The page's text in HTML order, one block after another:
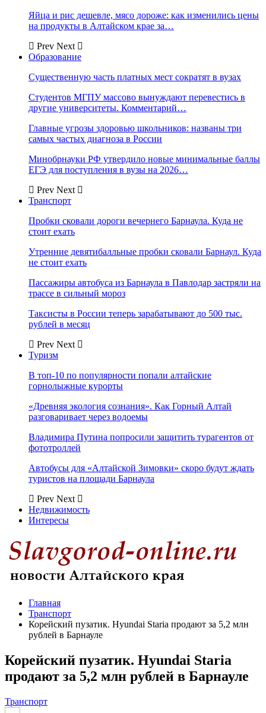
Яйца и рис дешевле, мясо дороже: как изменились цены
на продукты в Алтайском крае за…
Prev Next
Образование
Существенную часть платных мест сократят в вузах
Студентов МГПУ массово вынуждают перевестись в
другие университеты. Комментарий…
Главные угрозы здоровью школьников: названы три
самых частых диагноза в России
Минобрнауки РФ утвердило новые минимальные баллы
ЕГЭ для поступления в вузы на 2026…
Prev Next
Транспорт
Пробки сковали дороги вечернего Барнаула. Куда не
стоит ехать
Утренние девятибалльные пробки сковали Барнаул. Куда
не стоит ехать
Пассажиры автобуса из Барнаула в Павлодар застряли на
трассе в сильный мороз
Таксисты в России теперь зарабатывают до 500 тыс.
рублей в месяц
Prev Next
Туризм
В топ-10 по популярности попали алтайские
горнолыжные курорты
«Древняя экология сознания». Как Горный Алтай
разговаривает через водоемы
Владимира Путина попросили защитить турагентов от
фототроллей
Автобусы для «Алтайской Зимовки» скоро будут ждать
туристов на площади Барнаула
Prev Next
Недвижимость
Интересы
Главная
Транспорт
Корейский пузатик. Hyundai Staria продают за 5,2 млн
рублей в Барнауле
Корейский пузатик. Hyundai Staria
продают за 5,2 млн рублей в Барнауле
Транспорт